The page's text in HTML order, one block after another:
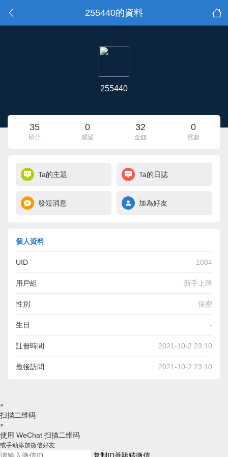
255440的資料
255440
35
積分
0
威望
32
金錢
0
貢獻
Ta的主題 Ta的日誌
發短消息 加為好友
個人資料
UID 1084
用戶組 新手上路
性別 保密
生日 -
註冊時間 2021-10-2 23:10
最後訪問 2021-10-2 23:10
×
扫描二维码
×
使用 WeChat 扫描二维码
或手动添加微信好友